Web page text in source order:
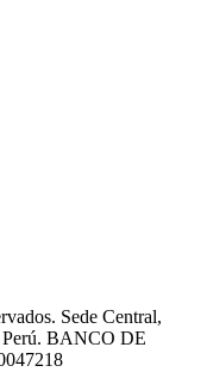
Sede Central,
BANCO DE